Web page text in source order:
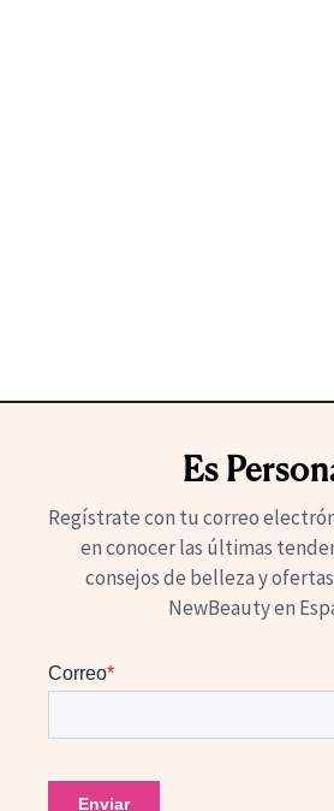
Es
Regístrate con tu correo
en conocer las últimas
consejos de belleza y
NewBeauty en